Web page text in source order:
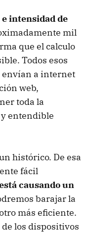
intensidad de
mil
que el calculo
Todos esos
envían a internet
web,
toda la
entendible
histórico. De esa
fácil
causando un
barajar la
más eficiente.
los dispositivos